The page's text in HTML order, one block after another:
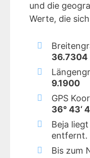
und die
Werte, die
36.7304
9.1900
GPS
36° 43‘
Beja
entfernt.
Bis zum